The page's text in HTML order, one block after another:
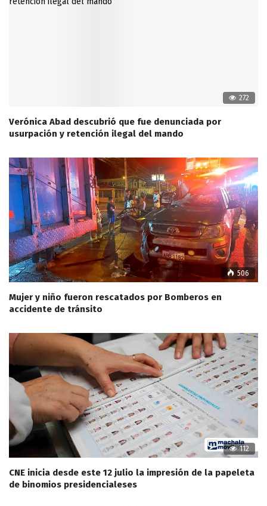
272
Verónica Abad descubrió que fue denunciada por
usurpación y retención ilegal del mando
506
Mujer y niño fueron rescatados por Bomberos en
accidente de tránsito
112
CNE inicia desde este 12 julio la impresión de la papeleta
de binomios presidencialeses